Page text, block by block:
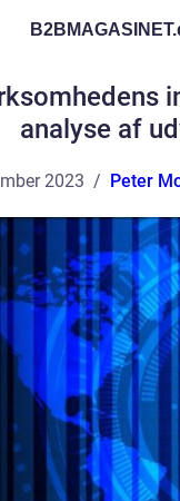
B2BMAGASINET.
analyse af
2023 Peter